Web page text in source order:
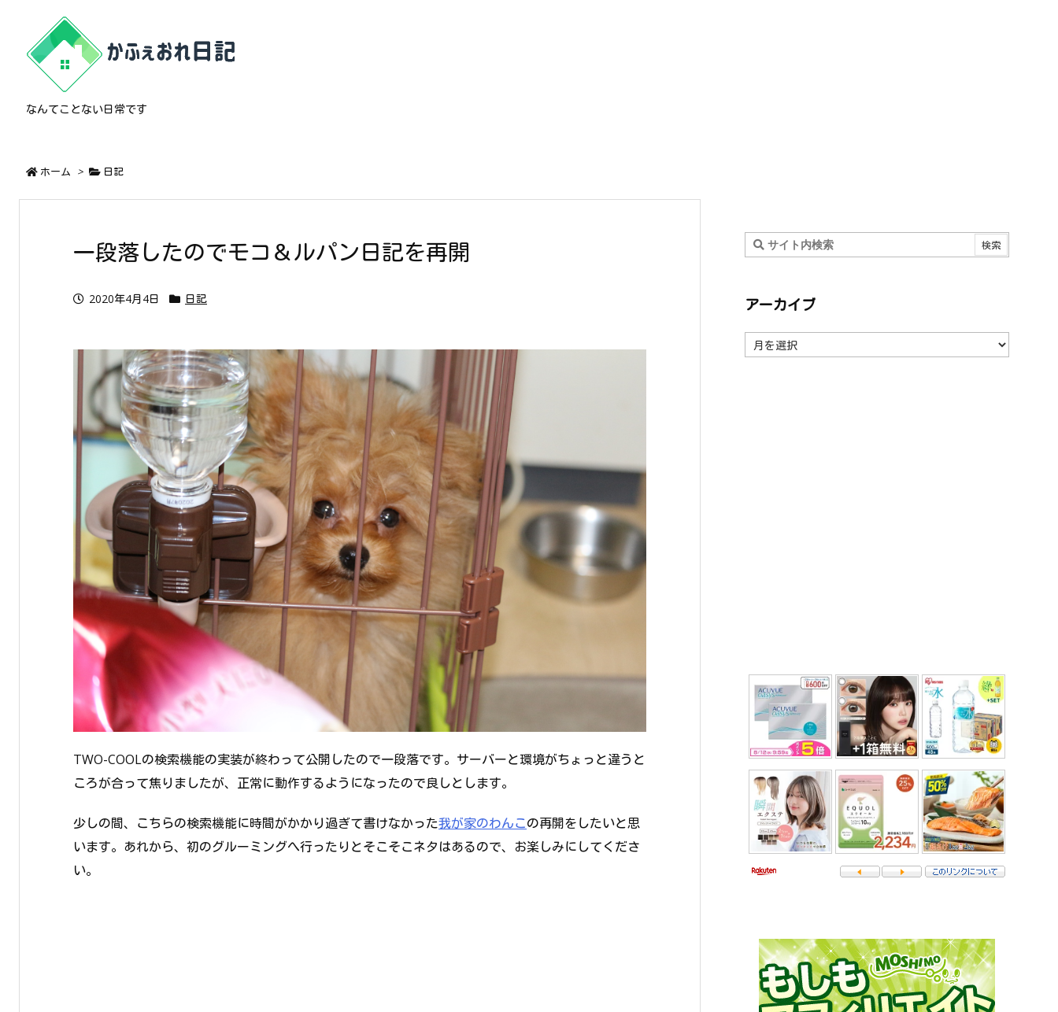
なんてことない日常です
ホーム > 日記
一段落したのでモコ＆ルパン日記を再開
2020年4月4日 日記
TWO-COOLの検索機能の実装が終わって公開したので一段落です。サーバーと環境がちょっと違うと
ころが合って焦りましたが、正常に動作するようになったので良しとします。
少しの間、こちらの検索機能に時間がかかり過ぎて書けなかった我が家のわんこの再開をしたいと思
います。あれから、初のグルーミングへ行ったりとそこそこネタはあるので、お楽しみにしてくださ
い。
アーカイブ
ー